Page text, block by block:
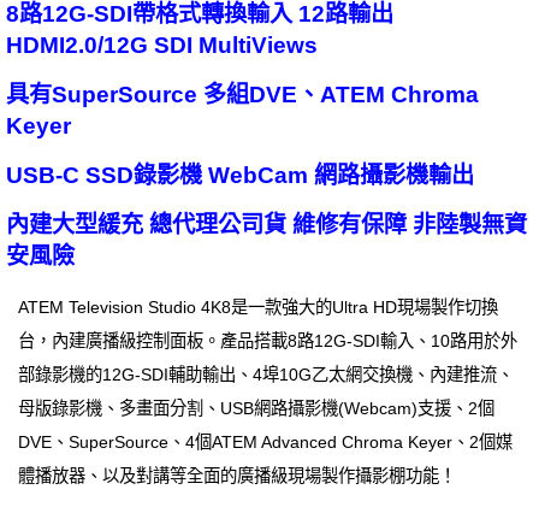
8路12G-SDI帶格式轉換輸入 12路輸出
HDMI2.0/12G SDI MultiViews
具有SuperSource 多組DVE、ATEM Chroma
Keyer
USB-C SSD錄影機 WebCam 網路攝影機輸出
內建大型緩充 總代理公司貨 維修有保障 非陸製無資
安風險
ATEM Television Studio 4K8是一款強大的Ultra HD現場製作切換
台，內建廣播級控制面板。產品搭載8路12G-SDI輸入、10路用於外
部錄影機的12G-SDI輔助輸出、4埠10G乙太網交換機、內建推流、
母版錄影機、多畫面分割、USB網路攝影機(Webcam)支援、2個
DVE、SuperSource、4個ATEM Advanced Chroma Keyer、2個媒
體播放器、以及對講等全面的廣播級現場製作攝影棚功能！